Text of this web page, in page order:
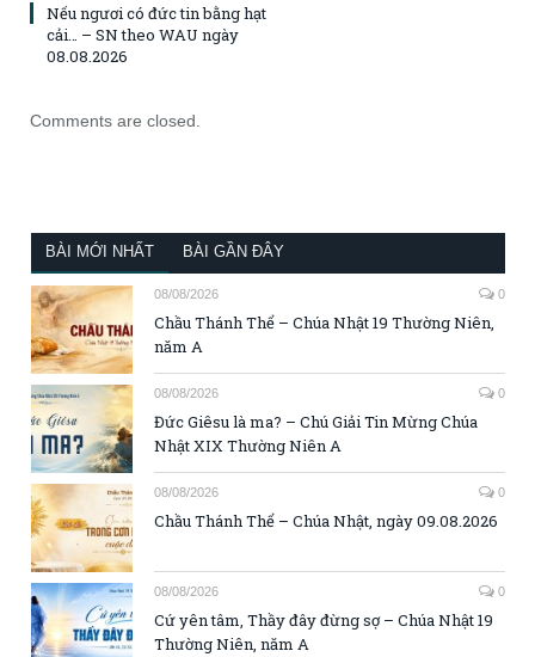
Nếu ngươi có đức tin bằng hạt
cải… – SN theo WAU ngày
08.08.2026
Comments are closed.
BÀI MỚI NHẤT BÀI GẦN ĐÂY
08/08/2026 0
Chầu Thánh Thể – Chúa Nhật 19 Thường Niên,
năm A
08/08/2026 0
Đức Giêsu là ma? – Chú Giải Tin Mừng Chúa
Nhật XIX Thường Niên A
08/08/2026 0
Chầu Thánh Thể – Chúa Nhật, ngày 09.08.2026
08/08/2026 0
Cứ yên tâm, Thầy đây đừng sợ – Chúa Nhật 19
Thường Niên, năm A